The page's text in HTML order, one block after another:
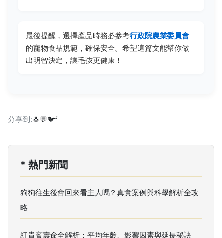
最後提醒，選擇產品時務必參考行政院農業委員會
的寵物食品規範，確保安全。希望這篇文能幫你做
出明智決定，讓毛孩更健康！
分享到:🐧💬🐦f
* 熱門新聞
狗狗往生後會回來看主人嗎？真實案例與科學解析全攻
略
紅貴賓壽命全解析：平均年齡、影響因素與延長秘訣